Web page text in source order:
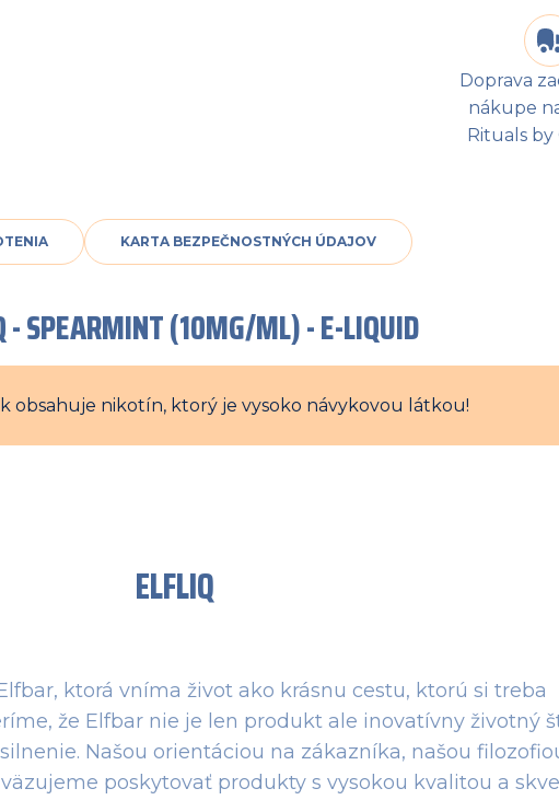
Doprava
nákupe
Rituals by
KARTA BEZPEČNOSTNÝCH ÚDAJOV
- SPEARMINT (10MG/ML) - E-LIQUID
obsahuje nikotín, ktorý je vysoko návykovou látkou!
ELFLIQ
ktorá vníma život ako krásnu cestu, ktorú si treba
že Elfbar nie je len produkt ale inovatívny životný
Našou orientáciou na zákazníka, našou
poskytovať produkty s vysokou kvalitou a